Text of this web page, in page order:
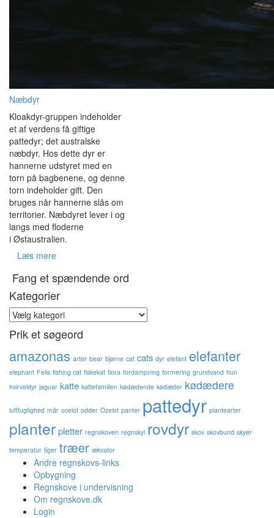
Næbdyr
Kloakdyr-gruppen indeholder
et af verdens få giftige
pattedyr; det australske
næbdyr. Hos dette dyr er
hannerne udstyret med en
torn på bagbenene, og denne
torn indeholder gift. Den
bruges når hannerne slås om
territorier. Næbdyret lever i og
langs med floderne
i Østaustralien.
Læs mere
Fang et spændende ord
Kategorier
Kategorier
Prik et søgeord
amazonas arter bear bjørne cat cats dyr elefant elefanter
elephant Felis fishing cat fiskekat flora fordampning formering grundvand hun
hvirveldyr jaguar katte kattefamilien kødædende kødæder kødædere
luftfugtighed mår ocelot odder Ozelot panter pattedyr plantearter
planterpletter regnskoven regnskyl rovdyr skov skovbund skyer
temperatur tiger træer ækvator
Andre regnskovs-links
Opbygning
Regnskove i undervisning
Om regnskove.dk
Login